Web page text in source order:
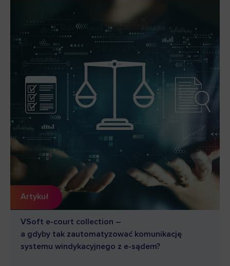
Artykuł
VSoft e-court collection –
a gdyby tak zautomatyzować komunikację
systemu windykacyjnego z e-sądem?